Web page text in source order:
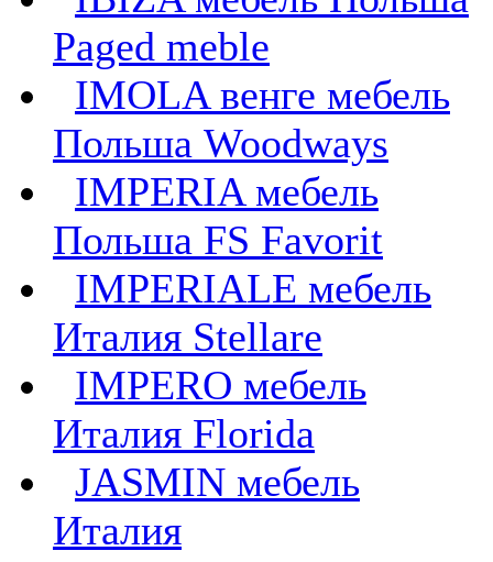
Paged meble
IMOLA венге мебель
Польша Woodways
IMPERIA мебель
Польша FS Favorit
IMPERIALE мебель
Италия Stellare
IMPERO мебель
Италия Florida
JASMIN мебель
Италия